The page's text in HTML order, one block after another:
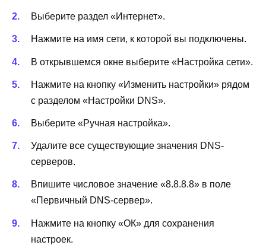
Выберите раздел «Интернет».
Нажмите на имя сети, к которой вы подключены.
В открывшемся окне выберите «Настройка сети».
Нажмите на кнопку «Изменить настройки» рядом
с разделом «Настройки DNS».
Выберите «Ручная настройка».
Удалите все существующие значения DNS-
серверов.
Впишите числовое значение «8.8.8.8» в поле
«Первичный DNS-сервер».
Нажмите на кнопку «ОК» для сохранения
настроек.